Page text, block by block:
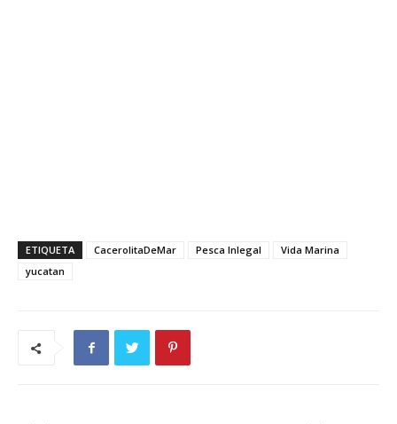
ETIQUETA CacerolitaDeMar Pesca Inlegal
Vida Marina
yucatan